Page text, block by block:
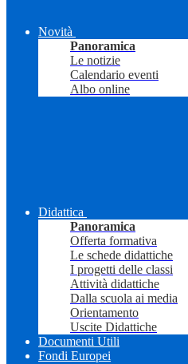
Novità
Panoramica
Le notizie
Calendario eventi
Albo online
Didattica
Panoramica
Offerta formativa
Le schede didattiche
I progetti delle classi
Attività didattiche
Dalla scuola ai media
Orientamento
Uscite Didattiche
Documenti Utili
Fondi Europei